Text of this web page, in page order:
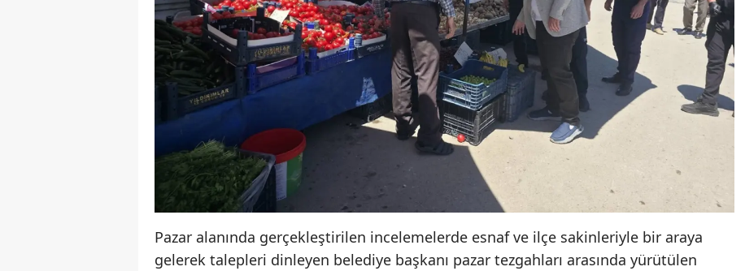
Kırklareli
Kırşehir
Kocaeli
Konya
Malatya
Kahramanmaraş
Pazar alanında gerçekleştirilen incelemelerde esnaf ve ilçe sakinleriyle bir araya
gelerek talepleri dinleyen belediye başkanı pazar tezgahları arasında yürütülen